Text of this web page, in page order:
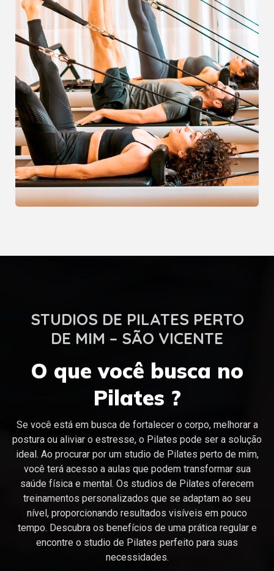
STUDIOS DE PILATES PERTO
DE MIM – SÃO VICENTE
O que você busca no
Pilates ?
Se você está em busca de fortalecer o corpo, melhorar a
postura ou aliviar o estresse, o Pilates pode ser a solução
ideal. Ao procurar por um studio de Pilates perto de mim,
você terá acesso a aulas que podem transformar sua
saúde física e mental. Os studios de Pilates oferecem
treinamentos personalizados que se adaptam ao seu
nível, proporcionando resultados visíveis em pouco
tempo. Descubra os benefícios de uma prática regular e
encontre o studio de Pilates perfeito para suas
necessidades.